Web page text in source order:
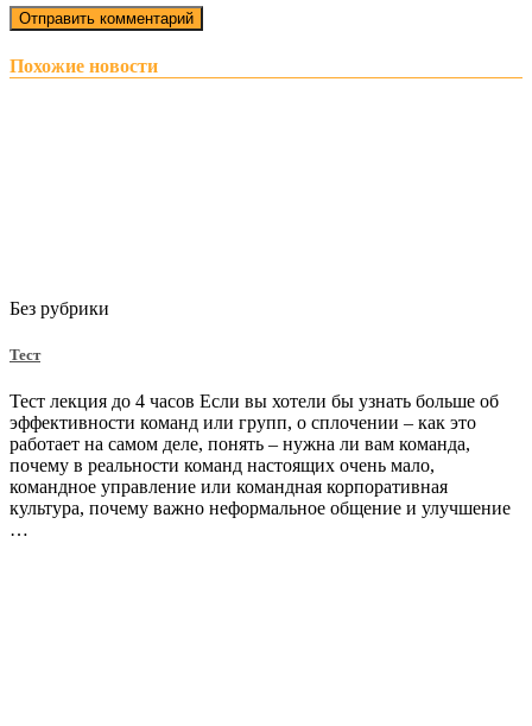
Похожие новости
Без рубрики
Тест
Тест лекция до 4 часов Если вы хотели бы узнать больше об
эффективности команд или групп, о сплочении – как это
работает на самом деле, понять – нужна ли вам команда,
почему в реальности команд настоящих очень мало,
командное управление или командная корпоративная
культура, почему важно неформальное общение и улучшение
…